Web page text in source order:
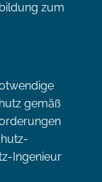
zum
gemäß
Ingenieur